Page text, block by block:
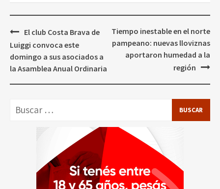
Navegación
de
entradas
El club Costa Brava de
Luiggi convoca este
domingo a sus asociados a
la Asamblea Anual Ordinaria
Tiempo inestable en el norte
pampeano: nuevas lloviznas
aportaron humedad a la
región
Buscar: